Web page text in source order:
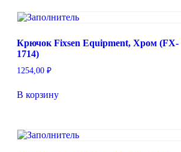
Крючок Fixsen Equipment, Хром (FX-
1714)
1254,00₽
В корзину